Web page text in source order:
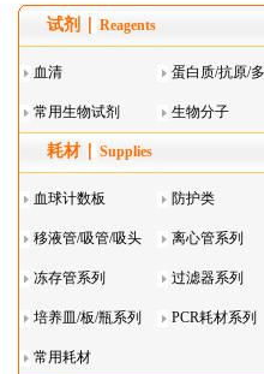
试剂 Reagents
血清 蛋白质/抗原/
酶
常用生物试剂 生物分子
耗材 Supplies
血球计数板 防护类
移液管/吸管/吸头
系列
离心管系列
冻存管系列 过滤器系列
培养皿/板/瓶系列 PCR耗材系列
常用耗材